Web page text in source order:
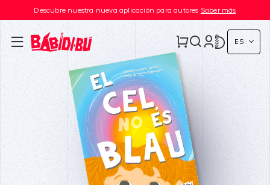
Descubre nuestra nueva aplicación para autores Saber más
ES